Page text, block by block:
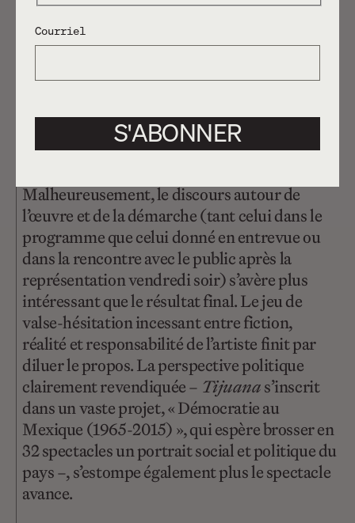
Malheureusement, le discours autour de
l’œuvre et de la démarche (tant celui dans le
programme que celui donné en entrevue ou
dans la rencontre avec le public après la
représentation vendredi soir) s’avère plus
intéressant que le résultat final. Le jeu de
valse-hésitation incessant entre fiction,
réalité et responsabilité de l’artiste finit par
diluer le propos. La perspective politique
clairement revendiquée – Tijuanas’inscrit
dans un vaste projet, « Démocratie au
Mexique (1965-2015) », qui espère brosser en
32 spectacles un portrait social et politique du
pays –, s’estompe également plus le spectacle
avance.
Courriel
S'ABONNER